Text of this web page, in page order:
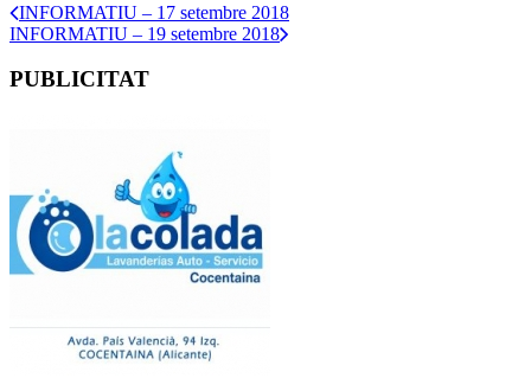
INFORMATIU – 17 setembre 2018
INFORMATIU – 19 setembre 2018
PUBLICITAT